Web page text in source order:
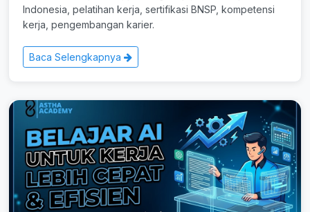
Indonesia, pelatihan kerja, sertifikasi BNSP, kompetensi
kerja, pengembangan karier.
Baca Selengkapnya